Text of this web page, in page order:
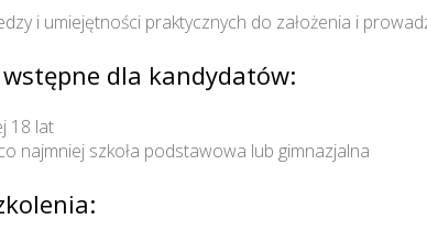
i umiejętności praktycznych do założenia i
dla kandydatów:
18 lat
najmniej szkoła podstawowa lub gimnazjalna